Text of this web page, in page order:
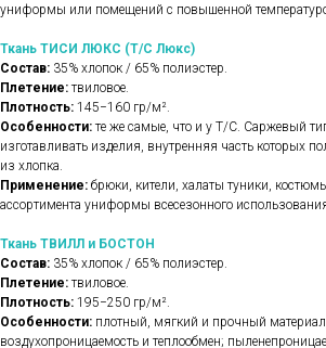
униформы или помещений с повышенной
Ткань ТИСИ ЛЮКС (Т/С Люкс)
Состав: 35% хлопок / 65% полиэстер.
Плетение: твиловое.
Плотность: 145−160 гр/м².
Особенности: те же самые, что и у Т/С. Саржевый
изготавливать изделия, внутренняя часть которых
из хлопка.
Применение: брюки, кители, халаты туники,
ассортимента униформы всесезонного
Ткань ТВИЛЛ и БОСТОН
Состав: 35% хлопок / 65% полиэстер.
Плетение: твиловое.
Плотность: 195−250 гр/м².
Особенности: плотный, мягкий и прочный
воздухопроницаемость и теплообмен;